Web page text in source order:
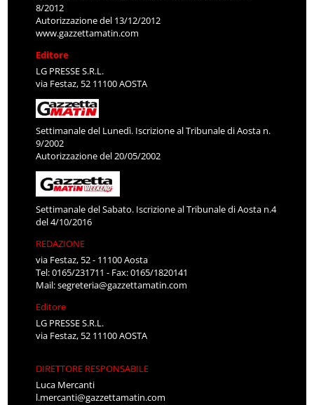
8/2012
Autorizzazione del 13/12/2012
www.gazzettamatin.com
Editore
LG PRESSE S.R.L.
via Festaz, 52 11100 AOSTA
Settimanale del Lunedì. Iscrizione al Tribunale di Aosta n.
9/2002
Autorizzazione del 20/05/2002
Settimanale del Sabato. Iscrizione al Tribunale di Aosta n.4
del 4/10/2016
REDAZIONE
via Festaz, 52 - 11100 Aosta
Tel: 0165/231711 - Fax: 0165/1820141
Mail:segreteria@gazzettamatin.com
Editore
LG PRESSE S.R.L.
via Festaz, 52 11100 AOSTA
DIRETTORE RESPONSABILE
Luca Mercanti
l.mercanti@gazzettamatin.com